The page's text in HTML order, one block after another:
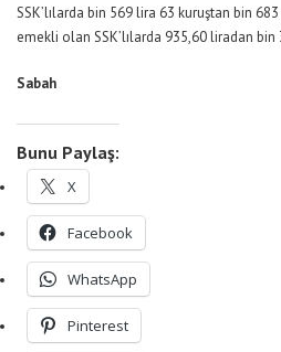
SSK’lılarda bin 569 lira 63 kuruştan bin
emekli olan SSK’lılarda 935,60 liradan
Sabah
Bunu Paylaş:
X
Facebook
WhatsApp
Pinterest